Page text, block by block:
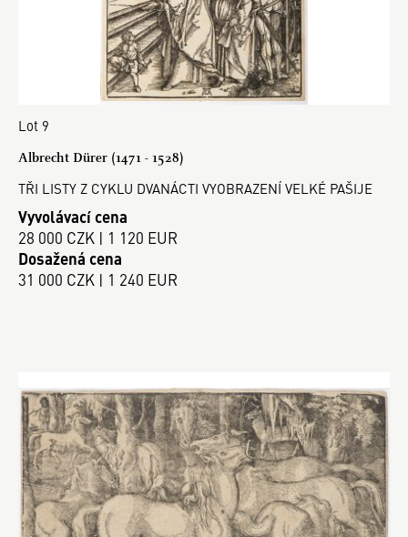
Lot 9
Albrecht Dürer (1471 - 1528)
TŘI LISTY Z CYKLU DVANÁCTI VYOBRAZENÍ VELKÉ PAŠIJE
Vyvolávací cena
28 000 CZK | 1 120 EUR
Dosažená cena
31 000 CZK | 1 240 EUR